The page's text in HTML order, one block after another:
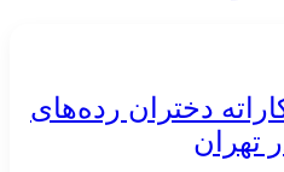
دختران رده‌های